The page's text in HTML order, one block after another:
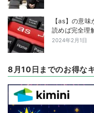
【as】の意
読めば完全理
2024年2月1日
8月10日までのお得な